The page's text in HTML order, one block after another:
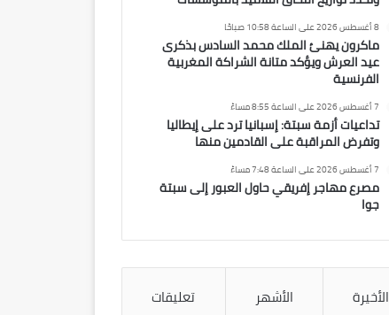
8 أغسطس 2026 على الساعة 10:58 صباحًا
ماكرون يهنئ الملك محمد السادس بذكرى
عيد العرش ويؤكد متانة الشراكة المغربية
الفرنسية
7 أغسطس 2026 على الساعة 8:55 مساءً
تداعيات أزمة سبتة: إسبانيا ترد على إيطاليا
وتفرض المراقبة على القادمين منها
7 أغسطس 2026 على الساعة 7:48 مساءً
مصرع مهاجر إفريقي حاول العبور إلى سبتة
جوا
الأخيرة الأشهر تعليقات